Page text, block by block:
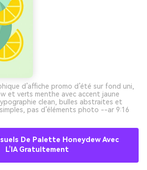
d’affiche promo d’été sur fond uni,
et verts menthe avec accent jaune
clean, bulles abstraites et
pas d’éléments photo --ar 9:16
De Palette Honeydew Avec
L’IA Gratuitement